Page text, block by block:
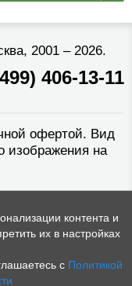
2001 – 2026.
406-13-11
офертой. Вид
изображения на
контента и
их в настройках
с Политикой